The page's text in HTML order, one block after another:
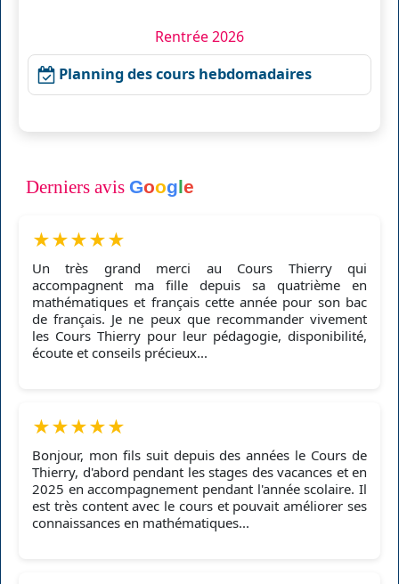
Rentrée 2026
Planning des cours hebdomadaires
Derniers avis Google
★★★★★
Un très grand merci au Cours Thierry qui
accompagnent ma fille depuis sa quatrième en
mathématiques et français cette année pour son bac
de français. Je ne peux que recommander vivement
les Cours Thierry pour leur pédagogie, disponibilité,
écoute et conseils précieux...
★★★★★
Bonjour, mon fils suit depuis des années le Cours de
Thierry, d'abord pendant les stages des vacances et en
2025 en accompagnement pendant l'année scolaire. Il
est très content avec le cours et pouvait améliorer ses
connaissances en mathématiques...